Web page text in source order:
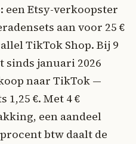
een Etsy-verkoopster
aan voor 25 €
TikTok Shop. Bij 9
sinds januari 2026
naar TikTok —
1,25 €. Met 4 €
een aandeel
btw daalt de